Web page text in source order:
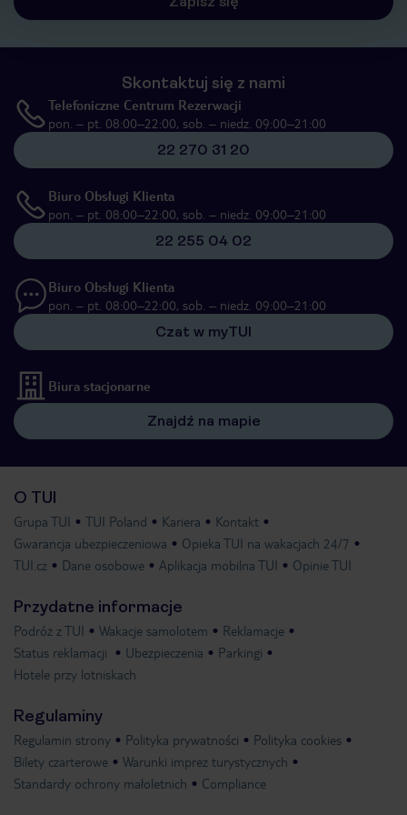
Skontaktuj się z nami
Telefoniczne Centrum Rezerwacji
pon. – pt. 08:00–22:00, sob. – niedz. 09:00–21:00
22 270 31 20
Biuro Obsługi Klienta
pon. – pt. 08:00–22:00, sob. – niedz. 09:00–21:00
22 255 04 02
Biuro Obsługi Klienta
pon. – pt. 08:00–22:00, sob. – niedz. 09:00–21:00
Czat w myTUI
Biura stacjonarne
Znajdź na mapie
O TUI
Grupa TUI TUI Poland Kariera
Kontakt
Gwarancja ubezpieczeniowa
Opieka TUI na wakacjach 24/7
TUI.cz
Dane osobowe Aplikacja mobilna TUI Opinie TUI
Przydatne informacje
Podróż z TUI Wakacje samolotem
Reklamacje
Status reklamacji
Ubezpieczenia
Parkingi
Hotele przy lotniskach
Regulaminy
Regulamin strony Polityka prywatności
Polityka cookies
Bilety czarterowe
Warunki imprez turystycznych
Standardy ochrony małoletnich
Compliance